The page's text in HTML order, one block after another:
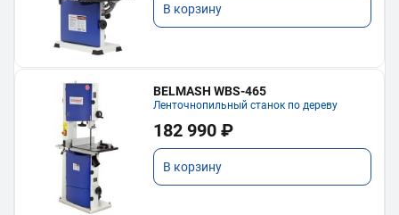
В корзину
BELMASH WBS-465
Ленточнопильный станок по дереву
182 990 ₽
В корзину